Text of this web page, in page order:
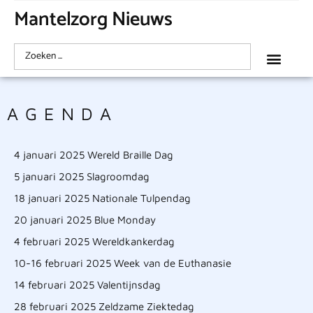
Mantelzorg Nieuws
AGENDA
4 januari 2025 Wereld Braille Dag
5 januari 2025 Slagroomdag
18 januari 2025 Nationale Tulpendag
20 januari 2025 Blue Monday
4 februari 2025 Wereldkankerdag
10-16 februari 2025 Week van de Euthanasie
14 februari 2025 Valentijnsdag
28 februari 2025 Zeldzame Ziektedag